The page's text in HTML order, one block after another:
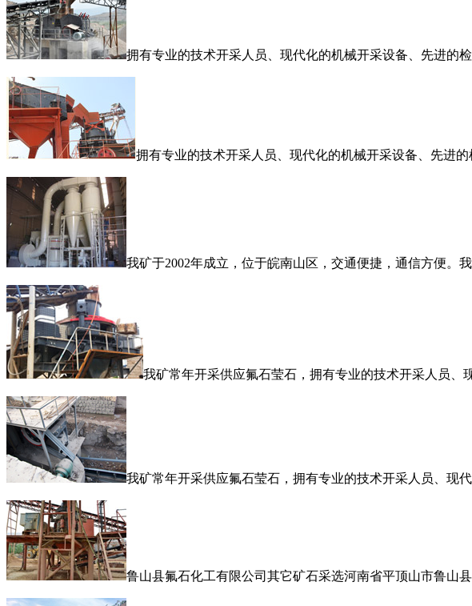
拥有专业的技术开采人员、现代化的机械开采设备、先进的
拥有专业的技术开采人员、现代化的机械开采设备、先进
我矿于2002年成立，位于皖南山区，交通便捷，通信方便。
我矿常年开采供应氟石莹石，拥有专业的技术开采人员、
我矿常年开采供应氟石莹石，拥有专业的技术开采人员、现
鲁山县氟石化工有限公司其它矿石采选河南省平顶山市鲁山